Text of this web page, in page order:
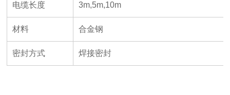
电缆长度 3m,5m,10m
材料 合金钢
密封方式 焊接密封